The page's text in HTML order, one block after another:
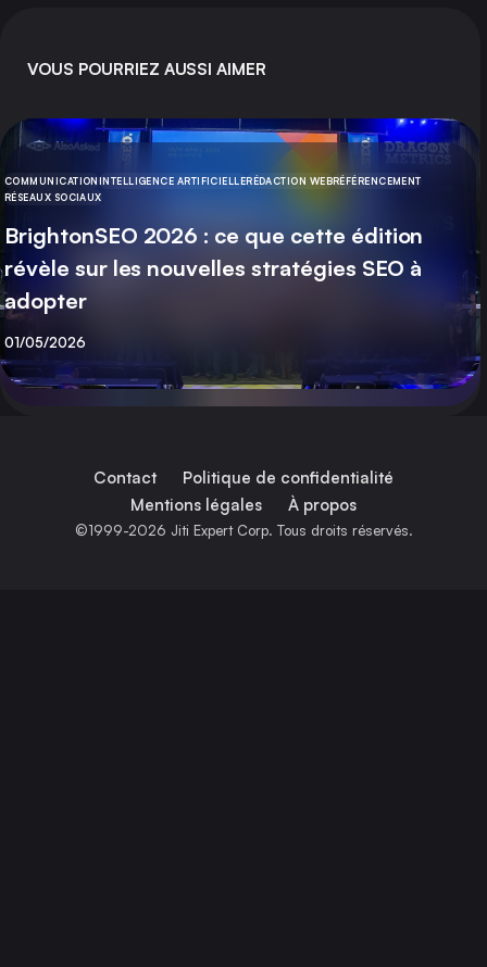
VOUS POURRIEZ AUSSI AIMER
CATÉGORIE
COMMUNICATIONINTELLIGENCE ARTIFICIELLERÉDACTION WEBRÉFÉRENCEMENT
RÉSEAUX SOCIAUX
BrightonSEO 2026 : ce que cette édition
révèle sur les nouvelles stratégies SEO à
adopter
Publié
01/05/2026
Contact
Politique de confidentialité
Mentions légales
À propos
©1999-2026 Jiti Expert Corp. Tous droits réservés.